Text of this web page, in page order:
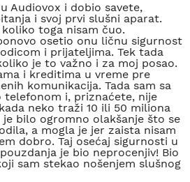
Audiovox i dobio savete,
i svoj prvi slušni aparat.
toga nisam čuo.
osetio onu ličnu sigurnost
i prijateljima. Tek tada
je to važno i za moj posao.
i kreditima u vreme pre
komunikacija. Tada sam sa
telefonom i, priznaćete, nije
neko traži 10 ili 50 miliona
bilo ogromno olakšanje što se
a mogla je jer zaista nisam
dobro. Taj osećaj sigurnosti u
je bio neprocenjiv! Bio
sam stekao nošenjem slušnog